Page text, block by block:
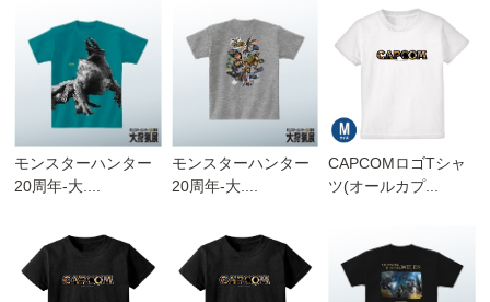
モンスターハンター
20周年-大....
モンスターハンター
20周年-大....
CAPCOMロゴTシャ
ツ(オールカプ...